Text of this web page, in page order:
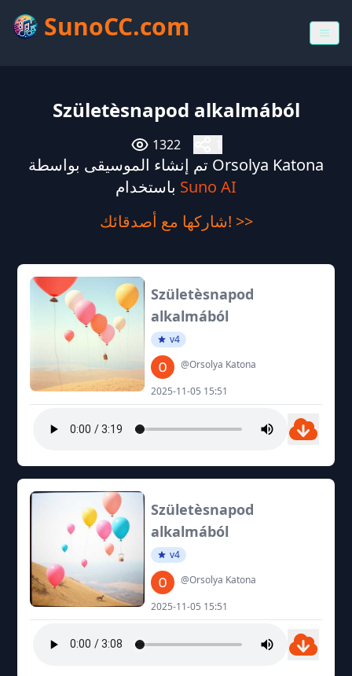
SunoCC.com
Születèsnapod alkalmából
1322
تم إنشاء الموسيقى بواسطة Orsolya Katona
Suno AI
شاركها مع أصدقائك! >>
Születèsnapod
alkalmából
v4
@Orsolya Katona
2025-11-05 15:51
Születèsnapod
alkalmából
v4
@Orsolya Katona
2025-11-05 15:51